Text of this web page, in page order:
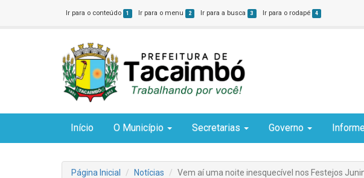
Ir para o conteúdo 1 Ir para o menu 2 Ir para a busca 3 Ir para o rodapé 4
Início O Município Secretarias Governo
Página Inicial Notícias Vem aí uma noite inesquecível nos Festejos